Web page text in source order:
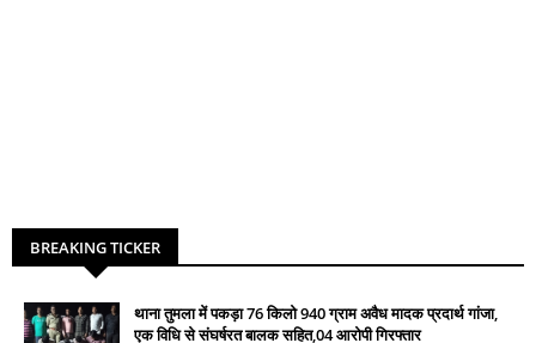
BREAKING TICKER
थाना तुमला में पकड़ा 76 किलो 940 ग्राम अवैध मादक प्रदार्थ गांजा,
एक विधि से संघर्षरत बालक सहित,04 आरोपी गिरफ्तार